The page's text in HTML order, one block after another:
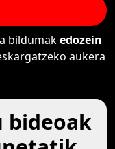
bildumakedozein
aukera
bideoak